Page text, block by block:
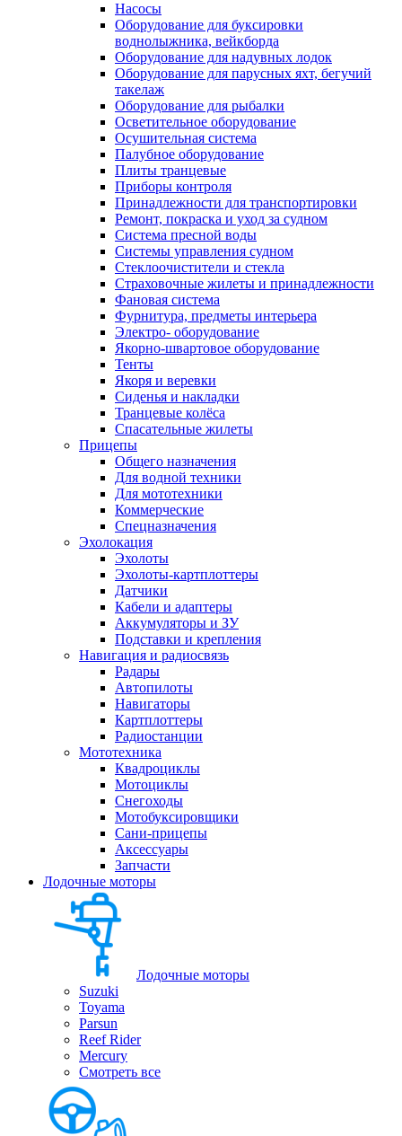
Насосы
Оборудование для буксировки
воднолыжника, вейкборда
Оборудование для надувных лодок
Оборудование для парусных яхт, бегучий
такелаж
Оборудование для рыбалки
Осветительное оборудование
Осушительная система
Палубное оборудование
Плиты транцевые
Приборы контроля
Принадлежности для транспортировки
Ремонт, покраска и уход за судном
Система пресной воды
Системы управления судном
Стеклоочистители и стекла
Страховочные жилеты и принадлежности
Фановая система
Фурнитура, предметы интерьера
Электро- оборудование
Якорно-швартовое оборудование
Тенты
Якоря и веревки
Сиденья и накладки
Транцевые колёса
Спасательные жилеты
Прицепы
Общего назначения
Для водной техники
Для мототехники
Коммерческие
Спецназначения
Эхолокация
Эхолоты
Эхолоты-картплоттеры
Датчики
Кабели и адаптеры
Аккумуляторы и ЗУ
Подставки и крепления
Навигация и радиосвязь
Радары
Автопилоты
Навигаторы
Картплоттеры
Радиостанции
Мототехника
Квадроциклы
Мотоциклы
Снегоходы
Мотобуксировщики
Сани-прицепы
Аксессуары
Запчасти
Лодочные моторы
Лодочные моторы
Suzuki
Toyama
Parsun
Reef Rider
Mercury
Смотреть все